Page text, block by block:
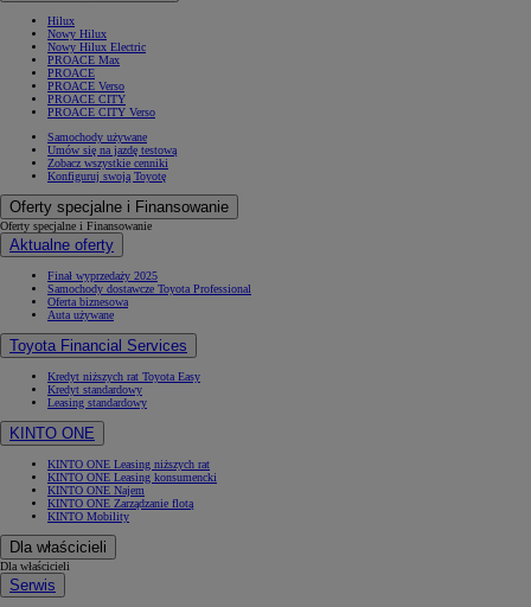
Hilux
Nowy Hilux
Nowy Hilux Electric
PROACE Max
PROACE
PROACE Verso
PROACE CITY
PROACE CITY Verso
Samochody używane
Umów się na jazdę testową
Zobacz wszystkie cenniki
Konfiguruj swoją Toyotę
Oferty specjalne i Finansowanie
Oferty specjalne i Finansowanie
Aktualne oferty
Finał wyprzedaży 2025
Samochody dostawcze Toyota Professional
Oferta biznesowa
Auta używane
Toyota Financial Services
Kredyt niższych rat Toyota Easy
Kredyt standardowy
Leasing standardowy
KINTO ONE
KINTO ONE Leasing niższych rat
KINTO ONE Leasing konsumencki
KINTO ONE Najem
KINTO ONE Zarządzanie flotą
KINTO Mobility
Dla właścicieli
Dla właścicieli
Serwis